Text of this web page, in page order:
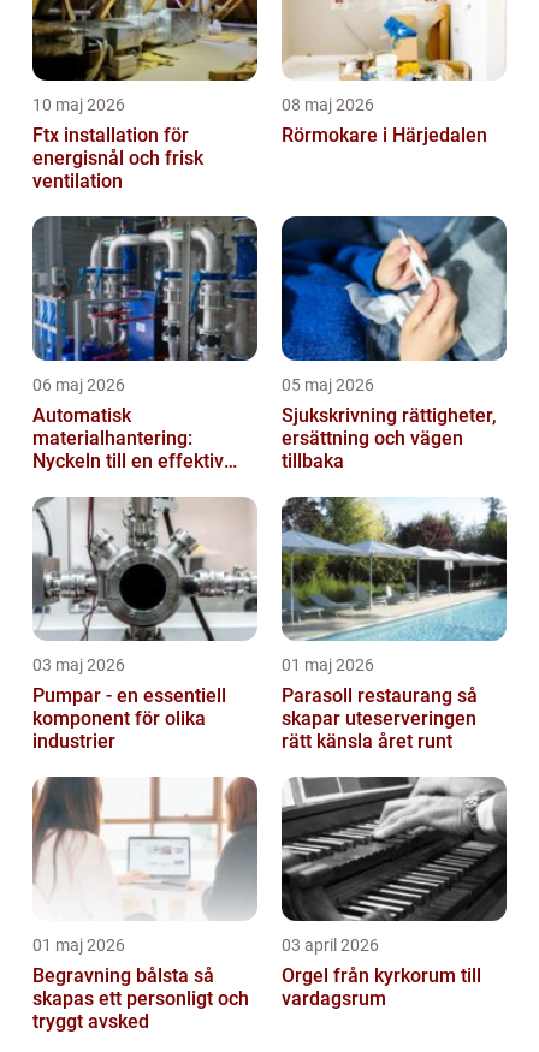
10 maj 2026
Ftx installation för
energisnål och frisk
ventilation
08 maj 2026
Rörmokare i Härjedalen
06 maj 2026
Automatisk
materialhantering:
Nyckeln till en effektiv
05 maj 2026
Sjukskrivning rättigheter,
ersättning och vägen
tillbaka
03 maj 2026
Pumpar - en essentiell
komponent för olika
industrier
01 maj 2026
Parasoll restaurang så
skapar uteserveringen
rätt känsla året runt
01 maj 2026
Begravning bålsta så
skapas ett personligt och
tryggt avsked
03 april 2026
Orgel från kyrkorum till
vardagsrum